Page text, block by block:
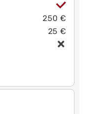
250 €
25 €